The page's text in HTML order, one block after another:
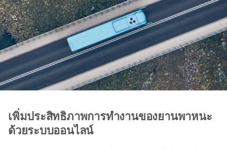
เพิ่มประสิทธิภาพการทำงานของยานพาหนะ
ด้วยระบบออนไลน์